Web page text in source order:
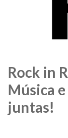
Rock in
Música
juntas!